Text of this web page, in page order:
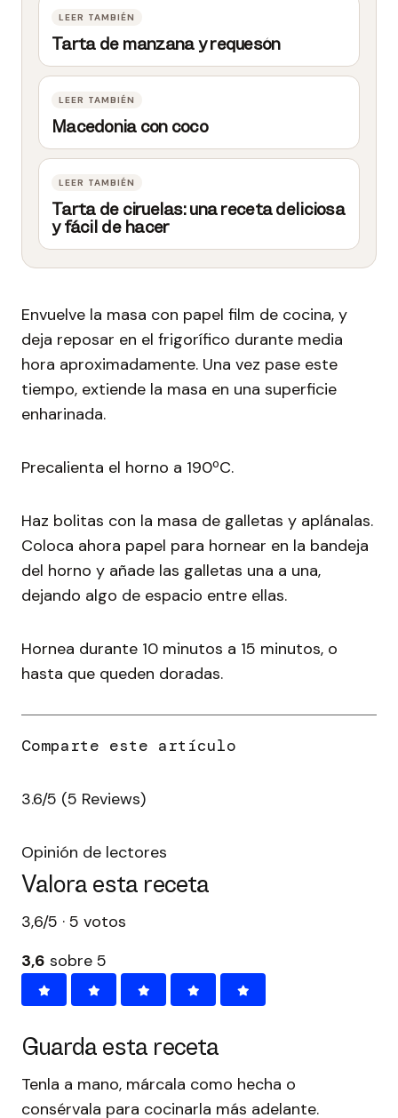
Tarta de manzana y requesón
Macedonia con coco
Tarta de ciruelas: una receta deliciosa
y fácil de hacer
Envuelve la masa con papel film de cocina, y
deja reposar en el frigorífico durante media
hora aproximadamente. Una vez pase este
tiempo, extiende la masa en una superficie
enharinada.
Precalienta el horno a 190ºC.
Haz bolitas con la masa de galletas y aplánalas.
Coloca ahora papel para hornear en la bandeja
del horno y añade las galletas una a una,
dejando algo de espacio entre ellas.
Hornea durante 10 minutos a 15 minutos, o
hasta que queden doradas.
3.6/5 (5 Reviews)
Opinión de lectores
Valora esta receta
3,6/5 · 5 votos
3,6 sobre 5
Guarda esta receta
Tenla a mano, márcala como hecha o
consérvala para cocinarla más adelante.